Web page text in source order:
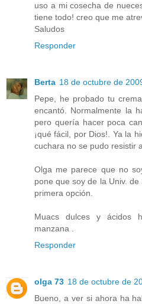
uso a mi cosecha de
tiene todo! creo que me
Saludos
Responder
Berta 18 de octubre de
Pepe, he probado tu
encantó. Normalmente la
pero quería hacer poca
¡qué fácil, por Dios!. Ya la
cuchara no se pudo resistir
Olga me parece que no
pone que soy de la Univ.
primera opción.
Muacs dulces y ácidos
manzana .
Responder
olga 73 18 de octubre de
Bueno, a ver si ahora ha